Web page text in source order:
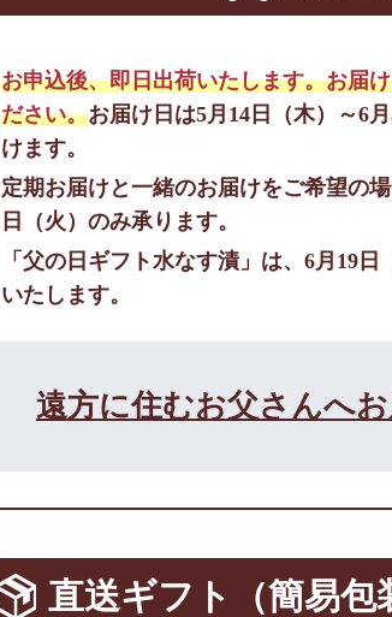
お申込後、即日出荷いたします。お届
ださい。お届け日は5月14日（木）～6
けます。
定期お届けと一緒のお届けをご希望の
日（火）のみ承ります。
「父の日ギフト水なす漬」は、6月19
いたします。
遠方に住むお父さんへ
ク先の「直送ギフトお申込方法」を
い。
直送ギフト（簡易包